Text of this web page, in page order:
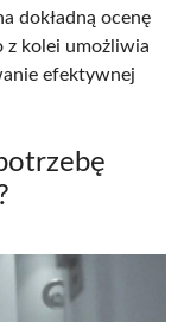
dokładną ocenę
z kolei umożliwia
efektywnej